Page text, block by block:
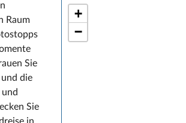
+
−
Raum
Sie
die
Sie